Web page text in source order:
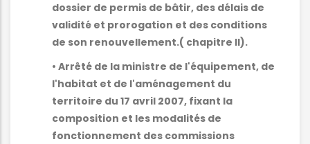
dossier de permis de bâtir, des délais de
validité et prorogation et des conditions
de son renouvellement.( chapitre II).
• Arrêté de la ministre de l'équipement, de
l'habitat et de l'aménagement du
territoire du 17 avril 2007, fixant la
composition et les modalités de
fonctionnement des commissions